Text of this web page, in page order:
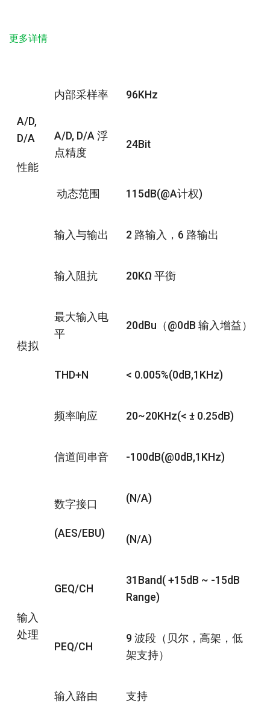
更多详情
A/D,
D/A
性能
内部采样率 96KHz
A/D, D/A 浮
点精度
24Bit
动态范围 115dB(@A计权)
模拟
输入与输出 2 路输入，6 路输出
输入阻抗 20KΩ 平衡
最大输入电
平
20dBu（@0dB 输入增益）
THD+N < 0.005%(0dB,1KHz)
频率响应 20~20KHz(< ± 0.25dB)
信道间串音 -100dB(@0dB,1KHz)
输入
处理
数字接口
(AES/EBU)
(N/A)
(N/A)
GEQ/CH
31Band( +15dB ~ -15dB
Range)
PEQ/CH
9 波段（贝尔，高架，低
架支持）
输入路由 支持